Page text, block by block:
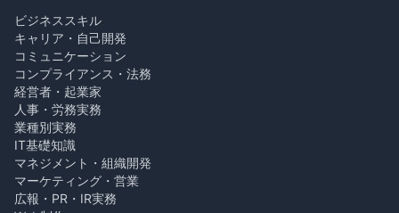
ビジネススキル
キャリア・自己開発
コミュニケーション
コンプライアンス・法務
経営者・起業家
人事・労務実務
業種別実務
IT基礎知識
マネジメント・組織開発
マーケティング・営業
広報・PR・IR実務